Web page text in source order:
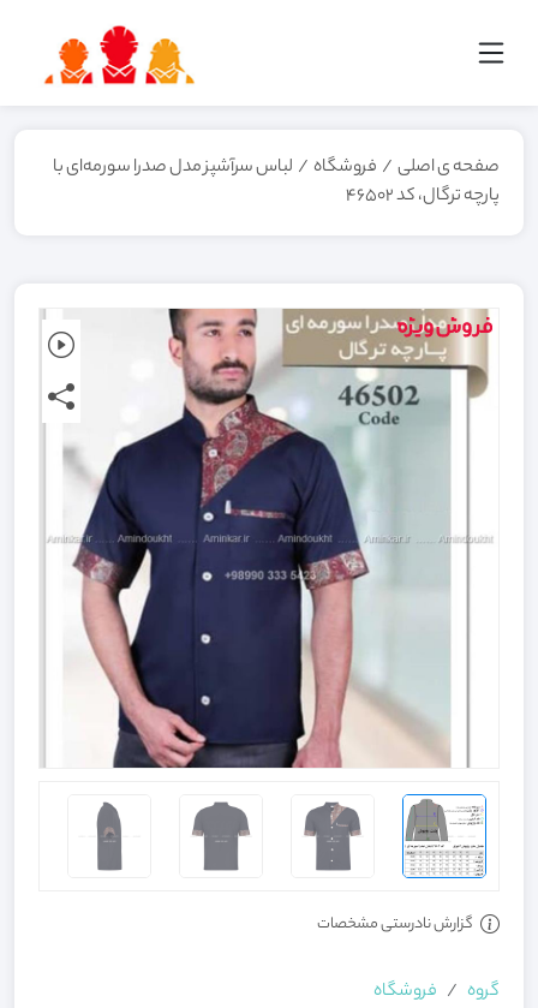
صفحه ی اصلی / فروشگاه / لباس سرآشپز مدل صدرا سورمه‌ای با
پارچه ترگال، کد 46502
گزارش نادرستی مشخصات
گروه
فروشگاه